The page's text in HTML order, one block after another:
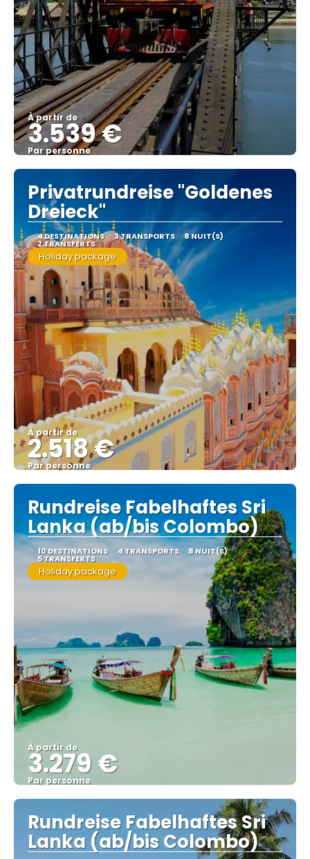
À partir de
3.539 €
Par personne
Afficher
Privatrundreise "Goldenes
Dreieck"
4 DESTINATIONS 3 TRANSPORTS 8 NUIT(S)
2 TRANSFERTS
Holiday package
À partir de
2.518 €
Par personne
Afficher
Rundreise Fabelhaftes Sri
Lanka (ab/bis Colombo)
10 DESTINATIONS 4 TRANSPORTS 8 NUIT(S)
5 TRANSFERTS
Holiday package
À partir de
3.279 €
Par personne
Afficher
Rundreise Fabelhaftes Sri
Lanka (ab/bis Colombo)